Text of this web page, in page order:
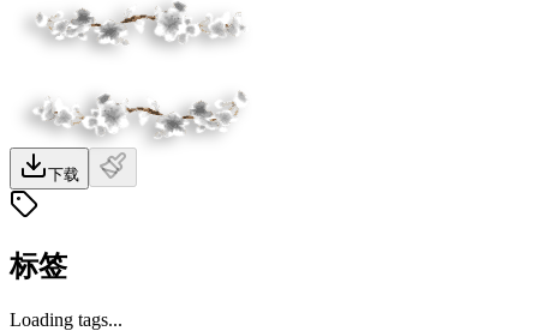
下载
标签
Loading tags...